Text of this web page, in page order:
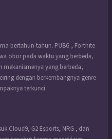
bertahun-tahun. PUBG , Fortnite
obor pada waktu yang berbeda,
mekanismenya yang berbeda,
dengan berkembangnya genre
terkunci.
Cloud9, G2 Esports, NRG , dan